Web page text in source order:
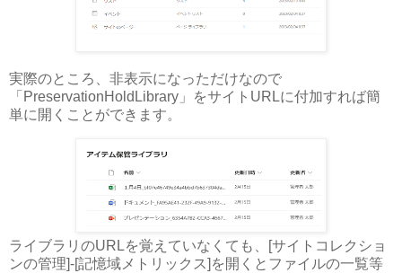
実際のところ、非表示になっただけなので
「PreservationHoldLibrary」をサイトURLに付加すれば簡
単に開くことができます。
ライブラリのURLを覚えていなくても、[サイトコレクショ
ンの管理]-[記憶域メトリックス]を開くとファイルの一覧等